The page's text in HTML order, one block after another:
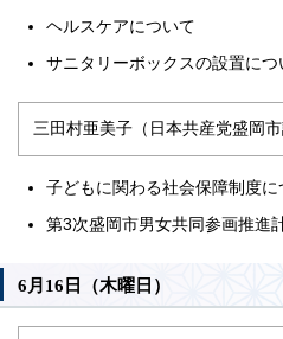
ヘルスケアについて
サニタリーボックスの設置につ
三田村亜美子（日本共産党盛岡市
子どもに関わる社会保障制度に
第3次盛岡市男女共同参画推進
6月16日（木曜日）